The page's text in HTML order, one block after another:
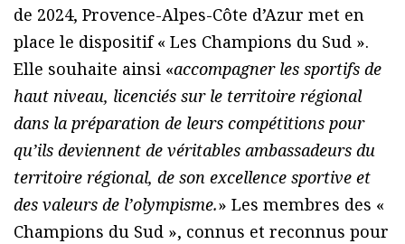
de 2024, Provence-Alpes-Côte d’Azur met en
place le dispositif « Les Champions du Sud ».
Elle souhaite ainsi «accompagner les sportifs de
haut niveau, licenciés sur le territoire régional
dans la préparation de leurs compétitions pour
qu’ils deviennent de véritables ambassadeurs du
territoire régional, de son excellence sportive et
des valeurs de l’olympisme.» Les membres des «
Champions du Sud », connus et reconnus pour